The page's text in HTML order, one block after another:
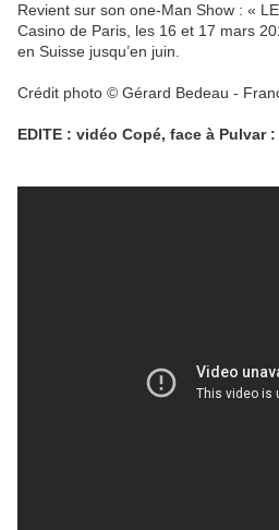
Revient sur son one-Man Show : «
Casino de Paris, les 16 et 17 mars
en Suisse jusqu’en juin.
Crédit photo © Gérard Bedeau -
EDITE : vidéo Copé, face à Pulvar :